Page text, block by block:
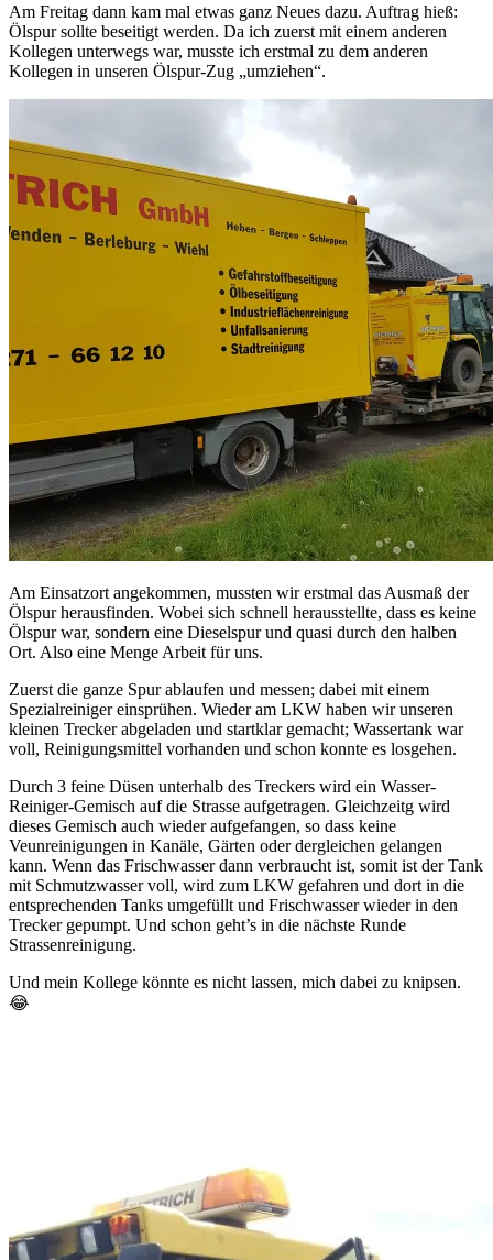
Am Freitag dann kam mal etwas ganz Neues dazu. Auftrag hieß:
Ölspur sollte beseitigt werden. Da ich zuerst mit einem anderen
Kollegen unterwegs war, musste ich erstmal zu dem anderen
Kollegen in unseren Ölspur-Zug „umziehen“.
Am Einsatzort angekommen, mussten wir erstmal das Ausmaß der
Ölspur herausfinden. Wobei sich schnell herausstellte, dass es keine
Ölspur war, sondern eine Dieselspur und quasi durch den halben
Ort. Also eine Menge Arbeit für uns.
Zuerst die ganze Spur ablaufen und messen; dabei mit einem
Spezialreiniger einsprühen. Wieder am LKW haben wir unseren
kleinen Trecker abgeladen und startklar gemacht; Wassertank war
voll, Reinigungsmittel vorhanden und schon konnte es losgehen.
Durch 3 feine Düsen unterhalb des Treckers wird ein Wasser-
Reiniger-Gemisch auf die Strasse aufgetragen. Gleichzeitg wird
dieses Gemisch auch wieder aufgefangen, so dass keine
Veunreinigungen in Kanäle, Gärten oder dergleichen gelangen
kann. Wenn das Frischwasser dann verbraucht ist, somit ist der Tank
mit Schmutzwasser voll, wird zum LKW gefahren und dort in die
entsprechenden Tanks umgefüllt und Frischwasser wieder in den
Trecker gepumpt. Und schon geht’s in die nächste Runde
Strassenreinigung.
Und mein Kollege könnte es nicht lassen, mich dabei zu knipsen.
😂